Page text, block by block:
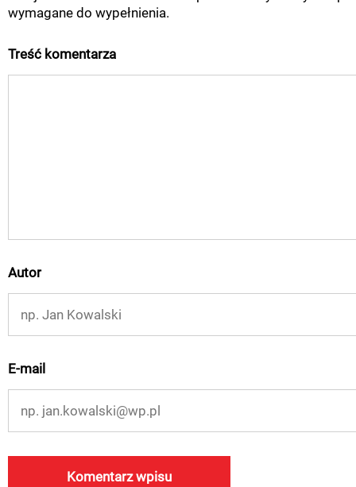
wymagane do wypełnienia.
Treść komentarza
Autor
E-mail